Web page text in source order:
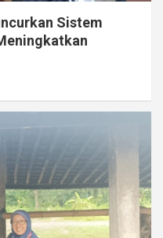
Sistem